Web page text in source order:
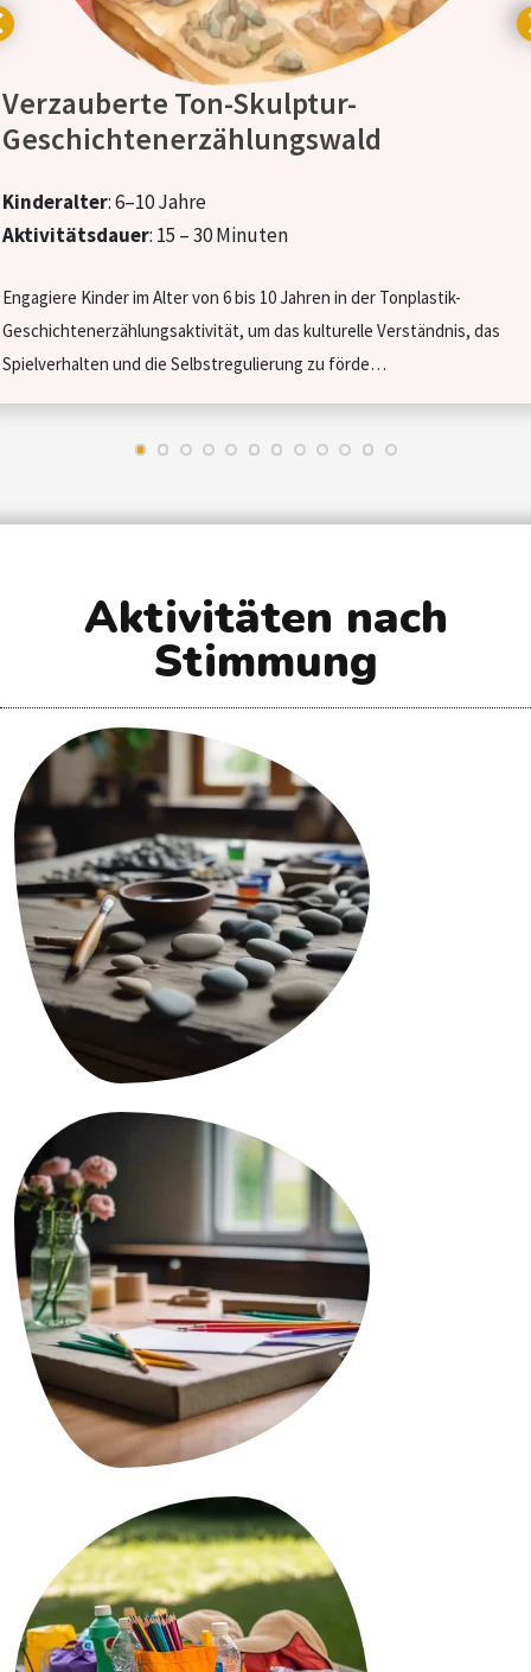
Verzauberte Ton-Skulptur-
Geschichtenerzählungswald
Kinderalter: 6–10 Jahre
Aktivitätsdauer: 15 – 30 Minuten
Engagiere Kinder im Alter von 6 bis 10 Jahren in der Tonplastik-
Geschichtenerzählungsaktivität, um das kulturelle Verständnis, das
Spielverhalten und die Selbstregulierung zu förde…
Aktivitäten nach
Stimmung